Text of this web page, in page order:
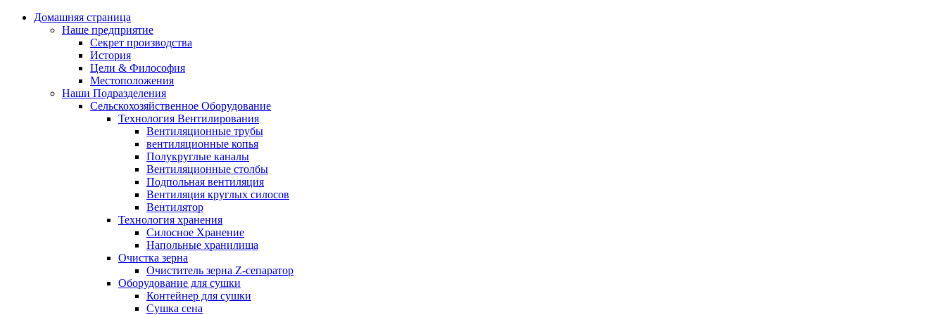
Домашняя страница
Наше предприятие
Секрет производства
История
Цели & Философия
Местоположения
Наши Подразделения
Сельскохозяйственное Оборудование
Технология Вентилирования
Вентиляционные трубы
вентиляционные копья
Полукруглые каналы
Вентиляционные столбы
Подпольная вентиляция
Вентиляция круглых силосов
Вентилятор
Технология хранения
Силосное Хранение
Hапольные хранилища
Очистка зерна
Очиститель зерна Z-сепаратор
Oборудование для сушки
Контейнер для сушки
Сушка сена